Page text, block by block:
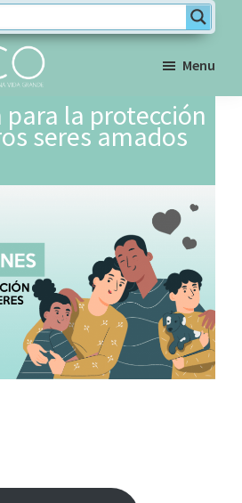
Menu
la protección
seres amados